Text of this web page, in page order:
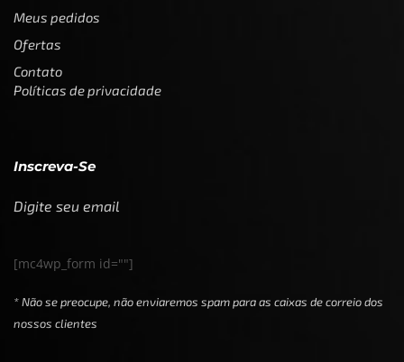
Meus pedidos
Ofertas
Contato
Políticas de privacidade
Inscreva-Se
Digite seu email
[mc4wp_form id=""]
* Não se preocupe, não enviaremos spam para as caixas de correio dos
nossos clientes